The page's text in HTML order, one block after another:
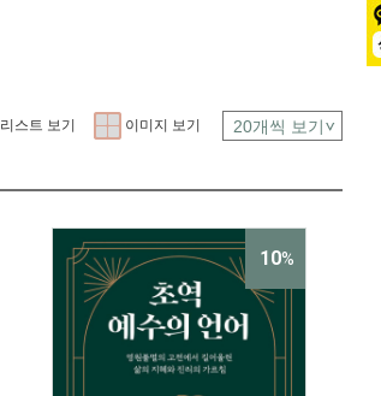
리스트 보기 이미지 보기
10%